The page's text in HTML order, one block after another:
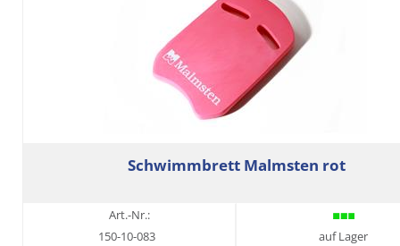
Schwimmbrett Malmsten rot
Art.-Nr.:
150-10-083
auf Lager